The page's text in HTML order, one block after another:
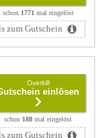
schon 1771 mal eingelöst
zum Gutschein
Overkill
einlösen
schon 188 mal eingelöst
zum Gutschein